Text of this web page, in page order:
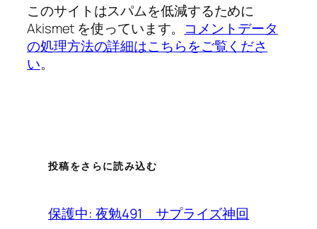
このサイトはスパムを低減するために
Akismet を使っています。 コメントデータ
の処理方法の詳細はこちらをご覧くださ
い。
投稿をさらに読み込む
保護中: 夜勉491 サプライズ神回